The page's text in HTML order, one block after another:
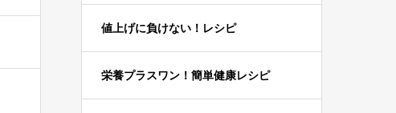
値上げに負けない！レシピ
栄養プラスワン！簡単健康レシピ